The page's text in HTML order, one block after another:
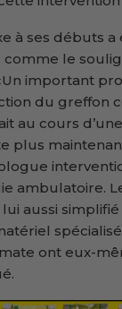
à ses débuts
comme le
important
du greffon
au cours
plus
ambulatoire.
aussi
ont eux-